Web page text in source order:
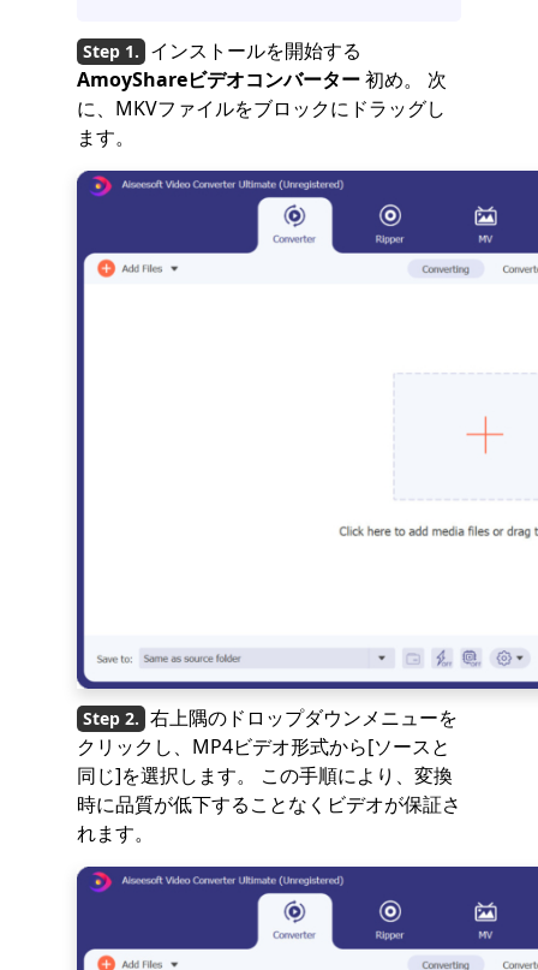
インストールを開始する
AmoyShareビデオコンバーター初め。 次
に、MKVファイルをブロックにドラッグし
ます。
右上隅のドロップダウンメニューを
クリックし、MP4ビデオ形式から[ソースと
同じ]を選択します。 この手順により、変換
時に品質が低下することなくビデオが保証さ
れます。